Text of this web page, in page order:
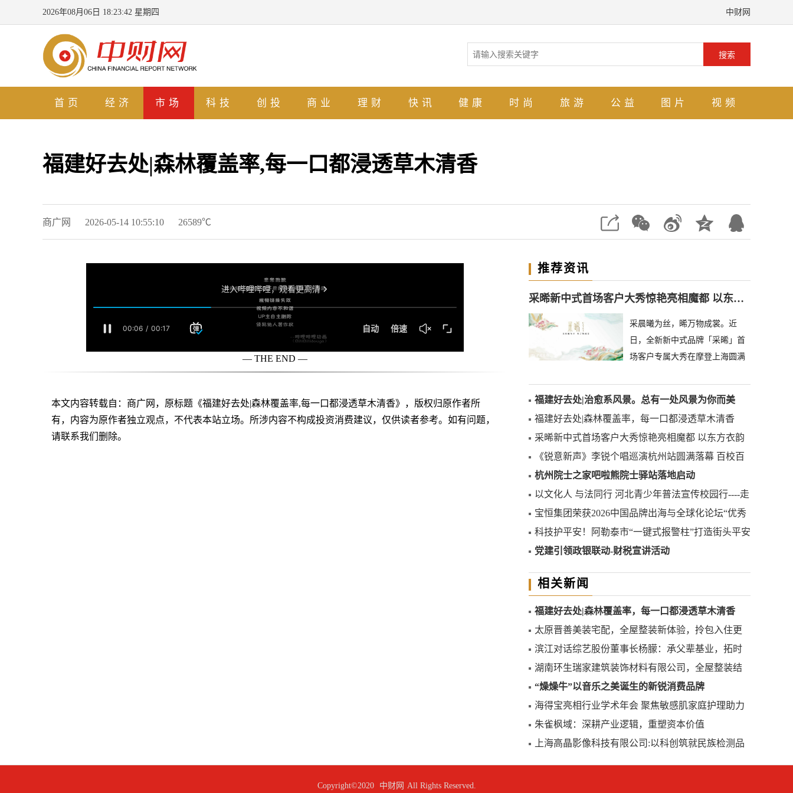
2026年08月06日 18:23:42 星期四 中财网
搜索
首页 经济 市场 科技 创投 商业 理财 快讯 健康 时尚 旅游 公益 图片 视频
福建好去处|森林覆盖率,每一口都浸透草木清香
商广网 2026-05-14 10:55:10 26589℃
— THE END —
本文内容转载自：商广网，原标题《福建好去处|森林覆盖率,每一口都浸透草木清香》，版权归原作者所
有，内容为原作者独立观点，不代表本站立场。所涉内容不构成投资消费建议，仅供读者参考。如有问题，
请联系我们删除。
推荐资讯
采晞新中式首场客户大秀惊艳亮相魔都 以东方衣韵致敬平凡女性绽放之美
采晨曦为丝，晞万物成裳。近
日，全新新中式品牌「采晞」首
场客户专属大秀在摩登上海圆满
尚
福建好去处|治愈系风景。总有一处风景为你而美
福建好去处|森林覆盖率，每一口都浸透草木清香
采晞新中式首场客户大秀惊艳亮相魔都 以东方衣韵
致敬平凡女性绽放之美
《锐意新声》李锐个唱巡演杭州站圆满落幕 百校百
星「AI星创计划」正式启动
杭州院士之家吧啦熊院士驿站落地启动
以文化人 与法同行 河北青少年普法宣传校园行----走
进赵县南柏舍镇中学
​宝恒集团荣获2026中国品牌出海与全球化论坛“优秀
入围企业”称号
科技护平安！阿勒泰市“一键式报警柱”打造街头平安
新哨点
党建引领政银联动-财税宣讲活动
相关新闻
福建好去处|森林覆盖率，每一口都浸透草木清香
太原晋善美装宅配，全屋整装新体验，拎包入住更
便捷
滨江对话综艺股份董事长杨朦：承父辈基业，拓时
代新局，以芯为炬，向芯而生
湖南环生瑞家建筑装饰材料有限公司，全屋整装结
构稳定
“燥燥牛”以音乐之美诞生的新锐消费品牌
海得宝亮相行业学术年会 聚焦敏感肌家庭护理助力
健康中国建设
朱雀枫域：深耕产业逻辑，重塑资本价值
上海高晶影像科技有限公司:以科创筑就民族检测品
Copyright©2020 中财网 All Rights Reserved.